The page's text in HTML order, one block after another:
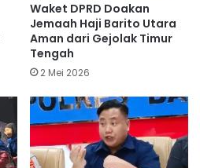
Waket DPRD Doakan
Jemaah Haji Barito Utara
Aman dari Gejolak Timur
Tengah
2 Mei 2026